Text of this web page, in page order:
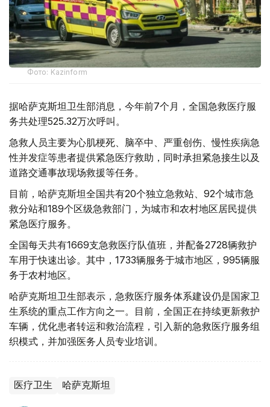
Фото: Kazinform
据哈萨克斯坦卫生部消息，今年前7个月，全国急救医疗服
务共处理525.32万次呼叫。
急救人员主要为心肌梗死、脑卒中、严重创伤、慢性疾病急
性并发症等患者提供紧急医疗救助，同时承担紧急接生以及
道路交通事故现场救援等任务。
目前，哈萨克斯坦全国共有20个独立急救站、92个城市急
救分站和189个区级急救部门，为城市和农村地区居民提供
紧急医疗服务。
全国每天共有1669支急救医疗队值班，并配备2728辆救护
车用于快速出诊。其中，1733辆服务于城市地区，995辆服
务于农村地区。
哈萨克斯坦卫生部表示，急救医疗服务体系建设仍是国家卫
生系统的重点工作方向之一。目前，全国正在持续更新救护
车辆，优化患者转运和救治流程，引入新的急救医疗服务组
织模式，并加强医务人员专业培训。
医疗卫生 哈萨克斯坦